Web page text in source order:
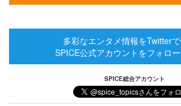
多彩なエンタメ情報をTwitter
SPICE公式アカウントをフォロー
SPICE総合アカウント